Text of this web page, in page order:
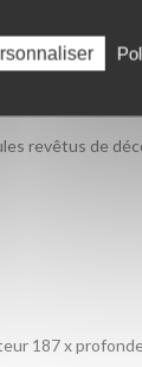
dont 1
fabriquée en
revêtus de
187 x